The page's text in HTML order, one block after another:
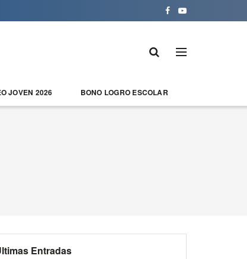
JOVEN 2026 BONO LOGRO ESCOLAR
Entradas